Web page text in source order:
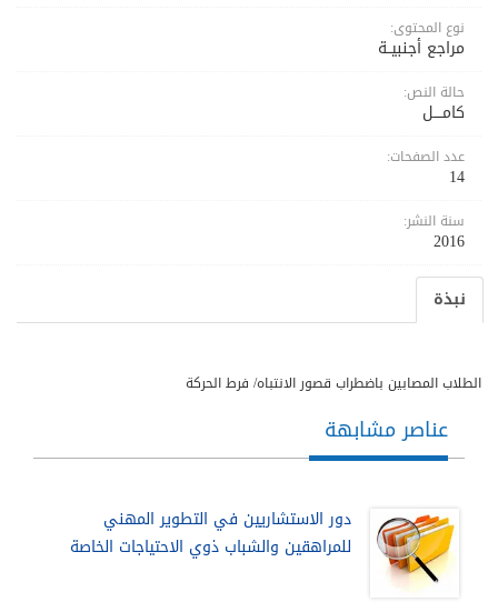
نوع المحتوى:
مراجع أجنبيــة
حالة النص:
كامــــل
عدد الصفحات:
14
سنة النشر:
2016
نبذة
الطلاب المصابين باضطراب قصور الانتباه/ فرط الحركة
عناصر مشابهة
دور الاستشاريين في التطوير المهني
للمراهقين والشباب ذوي الاحتياجات الخاصة